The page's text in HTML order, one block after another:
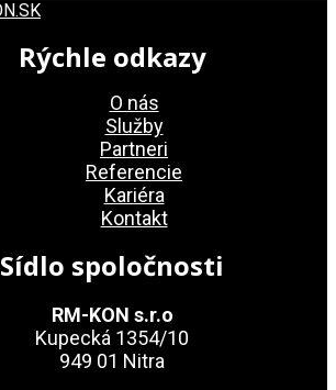
Rýchle odkazy
O nás
Služby
Partneri
Referencie
Kariéra
Kontakt
Sídlo spoločnosti
RM-KON s.r.o
Kupecká 1354/10
949 01 Nitra